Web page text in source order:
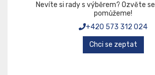
Nevíte si rady s výběrem? Ozvěte
pomůžeme!
+420 573 312 024
Chci se zeptat